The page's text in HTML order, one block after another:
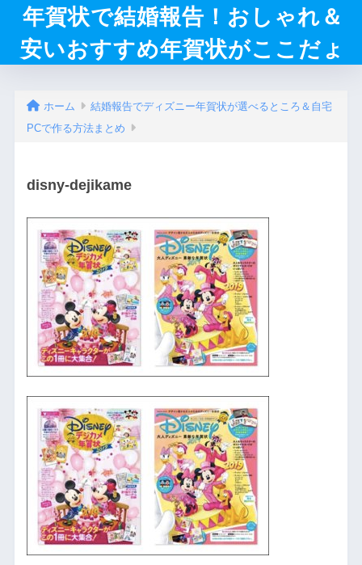
年賀状で結婚報告！おしゃれ＆
安いおすすめ年賀状がここだょ
ホーム
結婚報告でディズニー年賀状が選べるところ＆自宅
PCで作る方法まとめ
disny-dejikame